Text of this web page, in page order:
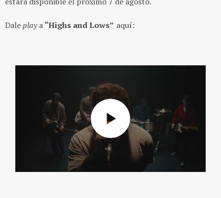
Daleplaya“Highs and Lows” aquí: